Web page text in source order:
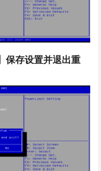
保存设置并退出重